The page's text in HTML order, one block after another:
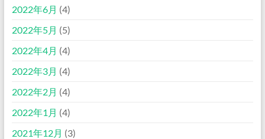
2022年6月 (4)
2022年5月 (5)
2022年4月 (4)
2022年3月 (4)
2022年2月 (4)
2022年1月 (4)
2021年12月 (3)